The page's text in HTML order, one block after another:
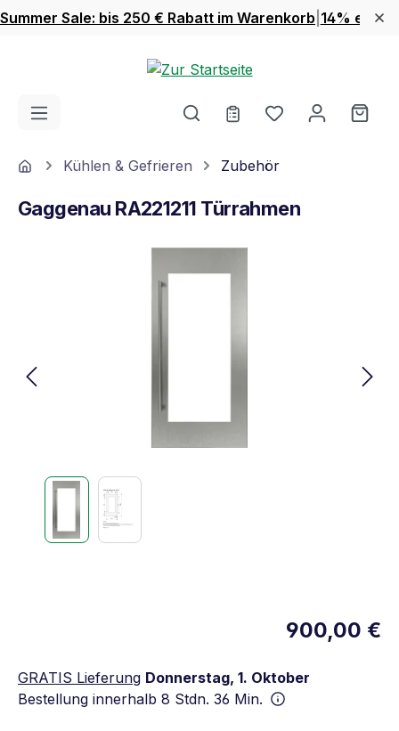
Zum Hauptinhalt springen
Summer Sale: bis 250 € Rabatt im Warenkorb 14% extra
Du hast 0
HomeKühlen & Gefrieren Zubehör
Gaggenau RA221211 Türrahmen
900,00 €
GRATIS Lieferung Donnerstag, 1. Oktober
Bestellung innerhalb 8 Stdn. 36 Min.